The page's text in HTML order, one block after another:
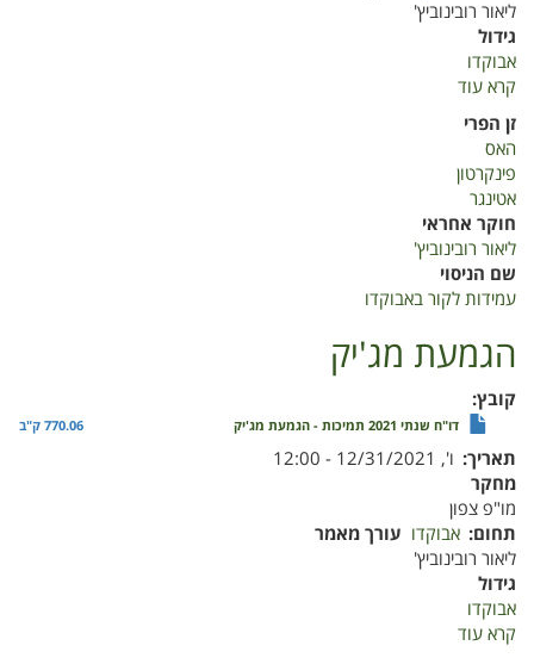
ליאור רובינוביץ'
גידול
אבוקדו
קרא עוד
זן הפרי
האס
פינקרטון
אטינגר
חוקר אחראי
ליאור רובינוביץ'
שם הניסוי
עמידות לקור באבוקדו
הגמעת מג'יק
קובץ
דו"ח שנתי 2021 תמיכות - הגמעת מג'יק 770.06 ק"ב
תאריך ו', 12/31/2021 - 12:00
מחקר
מו"פ צפון
תחום אבוקדו עורך מאמר
ליאור רובינוביץ'
גידול
אבוקדו
קרא עוד